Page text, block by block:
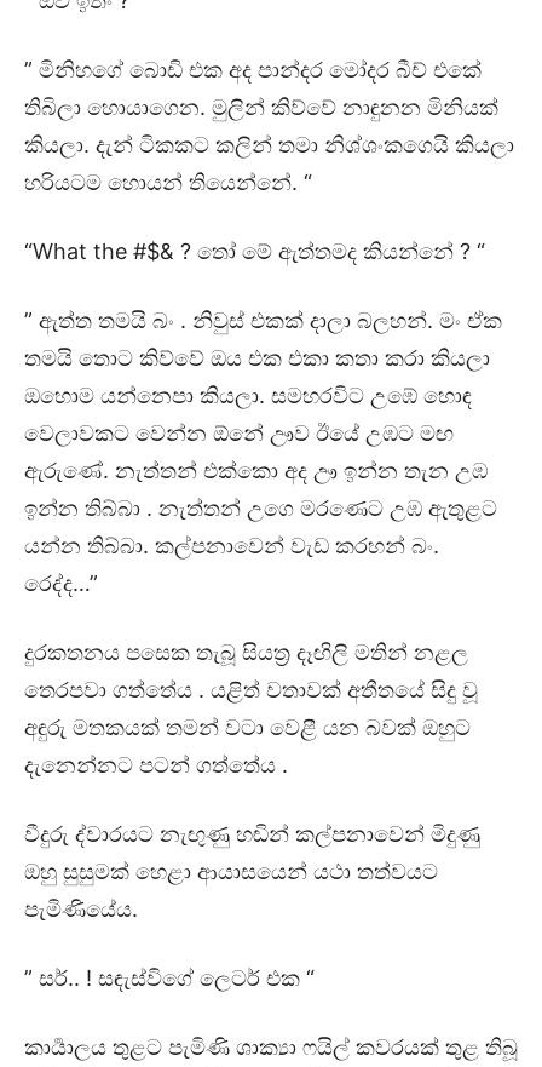
” මිනිහගේ බොඩි එක අද පාන්දර මෝදර බීච් එකේ
තිබිලා හොයාගෙන. මුලින් කිව්වේ නාඳුනන මිනියක්
කියලා. දැන් ටිකකට කලින් තමා නිශ්ශංකගෙයි කියලා
හරියටම හොයන් තියෙන්නේ. “
“What the #$& ? තෝ මේ ඇත්තමද කියන්නේ ? “
” ඇත්ත තමයි බං . නිවුස් එකක් දාලා බලහන්. මං ඒක
තමයි තොට කිව්වේ ඔය එක එකා කතා කරා කියලා
ඔහොම යන්නෙපා කියලා. සමහරවිට උඹේ හොඳ
වෙලාවකට වෙන්න ඕනේ ඌව ඊයේ උඹට මඟ
ඇරුණේ. නැත්තන් එක්කො අද ඌ ඉන්න තැන උඹ
ඉන්න තිබ්බා . නැත්තන් උගෙ මරණෙට උඹ ඇතුළට
යන්න තිබ්බා. කල්පනාවෙන් වැඩ කරහන් බං.
රෙද්ද…”
දුරකතනය පසෙක තැබූ සියත්‍ර දෑඟිලි මතින් නළල
තෙරපවා ගත්තේය . යළිත් වතාවක් අතීතයේ සිදු වූ
අඳුරු මතකයක් තමන් වටා වෙළී යන බවක් ඔහුට
දැනෙන්නට පටන් ගත්තේය .
වීදුරු ද්වාරයට නැඟුණු හඬින් කල්පනාවෙන් මිදුණු
ඔහු සුසුමක් හෙළා ආයාසයෙන් යථා තත්වයට
පැමිණියේය.
” සර්.. ! සඳැස්විගේ ලෙටර් එක “
කාර්‍යාලය තුළට පැමිණි ශාක්‍යා ෆයිල් කවරයක් තුළ තිබූ